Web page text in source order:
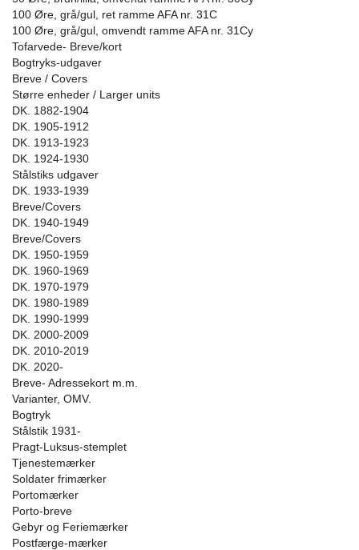
100 Øre, grå/gul, ret ramme AFA nr. 31C
100 Øre, grå/gul, omvendt ramme AFA nr. 31Cy
Tofarvede- Breve/kort
Bogtryks-udgaver
Breve / Covers
Større enheder / Larger units
DK. 1882-1904
DK. 1905-1912
DK. 1913-1923
DK. 1924-1930
Stålstiks udgaver
DK. 1933-1939
Breve/Covers
DK. 1940-1949
Breve/Covers
DK. 1950-1959
DK. 1960-1969
DK. 1970-1979
DK. 1980-1989
DK. 1990-1999
DK. 2000-2009
DK. 2010-2019
DK. 2020-
Breve- Adressekort m.m.
Varianter, OMV.
Bogtryk
Stålstik 1931-
Pragt-Luksus-stemplet
Tjenestemærker
Soldater frimærker
Portomærker
Porto-breve
Gebyr og Feriemærker
Postfærge-mærker